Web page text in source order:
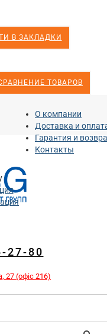
В ЗАКЛАДКИ
ТОВАРОВ
О компании
Доставка и
Гарантия и
Контакты
27-80
27 (офіс 216)